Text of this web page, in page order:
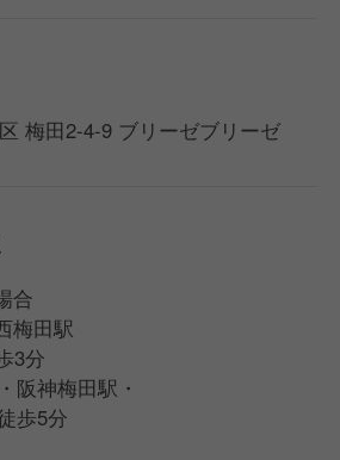
梅田2-4-9 ブリーゼブリーゼ
合
梅田駅
3分
阪神梅田駅・
歩5分